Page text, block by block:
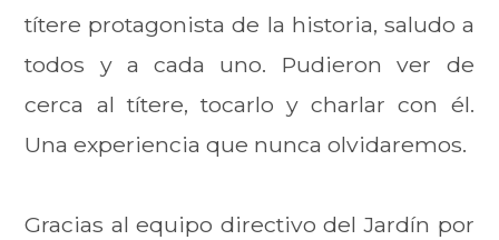
títere protagonista de la historia, saludo a
todos y a cada uno. Pudieron ver de
cerca al títere, tocarlo y charlar con él.
Una experiencia que nunca olvidaremos.
Gracias al equipo directivo del Jardín por